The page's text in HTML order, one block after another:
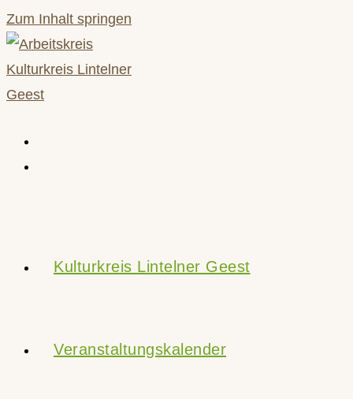
Zum Inhalt springen
Kulturkreis Lintelner Geest
Veranstaltungskalender